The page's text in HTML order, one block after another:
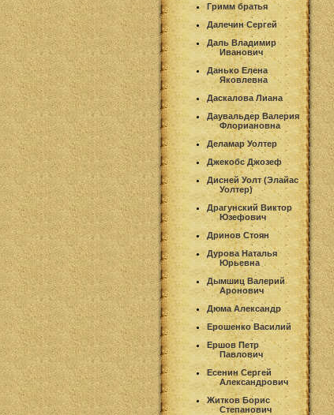
Гримм братья
Далечин Сергей
Даль Владимир
Иванович
Данько Елена
Яковлевна
Даскалова Лиана
Даувальдер Валерия
Флориановна
Деламар Уолтер
Джекобс Джозеф
Дисней Уолт (Элайас
Уолтер)
Драгунский Виктор
Юзефович
Дринов Стоян
Дурова Наталья
Юрьевна
Дымшиц Валерий
Аронович
Дюма Александр
Ерошенко Василий
Ершов Петр
Павлович
Есенин Сергей
Александрович
Житков Борис
Степанович